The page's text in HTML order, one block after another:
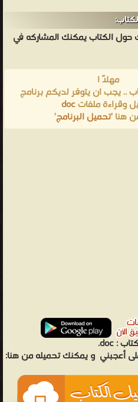
الكتاب يمكنك المشاركه في
مهلاً !
.. يجب ان يتوفر لديكم برنامج
وقراءة ملفاتdoc
هنا 'تحميل البرنامج'
:
doc.
أعجبني و يمكنك تحميله من هنا: